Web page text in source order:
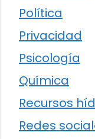
Política
Privacidad
Psicología
Química
Recursos
Redes